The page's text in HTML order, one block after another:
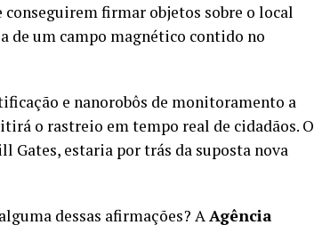
conseguirem firmar objetos sobre o local
de um campo magnético contido no
e nanorobôs de monitoramento a
o rastreio em tempo real de cidadãos. O
estaria por trás da suposta nova
dessas afirmações? AAgência